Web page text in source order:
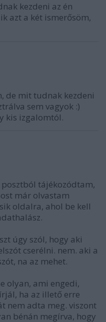
kezdeni az én
azt a két ismerősöm,
de mit tudnak kezdeni
sem vagyok :)
kis izgalomtól.
posztból tájékozódtam,
már olvastam
oldalra, ahol be kell
úgy szól, hogy aki
cserélni. nem. aki a
na az mehet.
olyan, ami engedi,
ha az illető erre
nem adta meg. viszont
bénán megírva, hogy